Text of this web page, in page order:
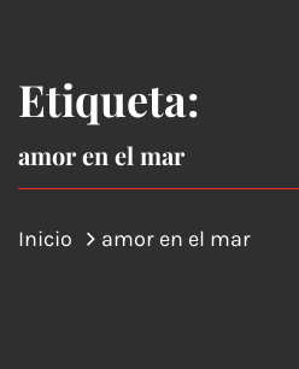
Etiqueta:
amor en el mar
Inicio amor en el mar